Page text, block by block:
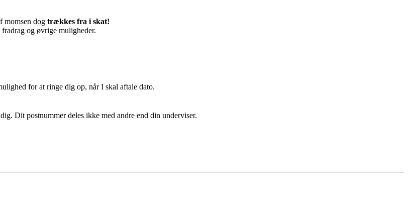
momsen dog trækkes fra i skat!
og øvrige muligheder.
for at ringe dig op, når I skal aftale dato.
Dit postnummer deles ikke med andre end din underviser.